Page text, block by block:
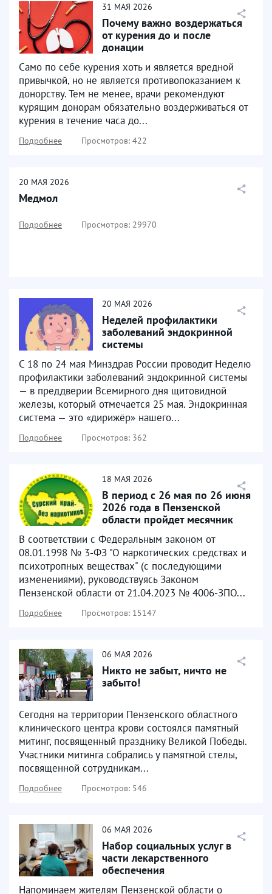
31 МАЯ 2026
Почему важно воздержаться
от курения до и после
донации
Само по себе курения хоть и является вредной
привычкой, но не является противопоказанием к
донорству. Тем не менее, врачи рекомендуют
курящим донорам обязательно воздерживаться от
курения в течение часа до...
Подробнее Просмотров: 422
20 МАЯ 2026
Медмол
Подробнее Просмотров: 29970
20 МАЯ 2026
Неделей профилактики
заболеваний эндокринной
системы
С 18 по 24 мая Минздрав России проводит Неделю
профилактики заболеваний эндокринной системы
— в преддверии Всемирного дня щитовидной
железы, который отмечается 25 мая. Эндокринная
система — это «дирижёр» нашего...
Подробнее Просмотров: 362
18 МАЯ 2026
В период с 26 мая по 26 июня
2026 года в Пензенской
области пройдет месячник
В соответствии с Федеральным законом от
08.01.1998 № 3-ФЗ "О наркотических средствах и
психотропных веществах" (с последующими
изменениями), руководствуясь Законом
Пензенской области от 21.04.2023 № 4006-ЗПО...
Подробнее Просмотров: 15147
06 МАЯ 2026
Никто не забыт, ничто не
забыто!
Сегодня на территории Пензенского областного
клинического центра крови состоялся памятный
митинг, посвященный празднику Великой Победы.
Участники митинга собрались у памятной стелы,
посвященной сотрудникам...
Подробнее Просмотров: 546
06 МАЯ 2026
Набор социальных услуг в
части лекарственного
обеспечения
Напоминаем жителям Пензенской области о